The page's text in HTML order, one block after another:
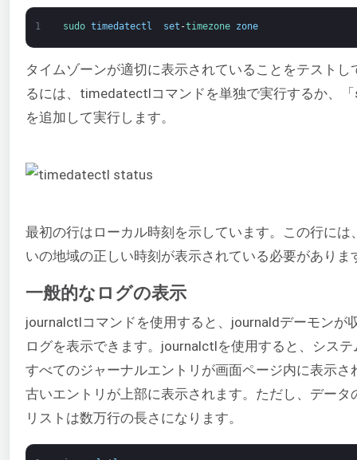
1 sudo timedatectl set -timezone zone
タイムゾーンが適切に表示されていることをテストし
るには、timedatectlコマンドを単独で実行するか、
を追加して実行します。
最初の行はローカル時刻を示しています。この行には
いの地域の正しい時刻が表示されている必要がありま
一般的なログの表示
journalctlコマンドを使用すると、journaldデーモンが
ログを表示できます。journalctlを使用すると、システ
すべてのジャーナルエントリが画面ページ内に表示さ
古いエントリが上部に表示されます。ただし、データ
リストは数万行の長さになります。